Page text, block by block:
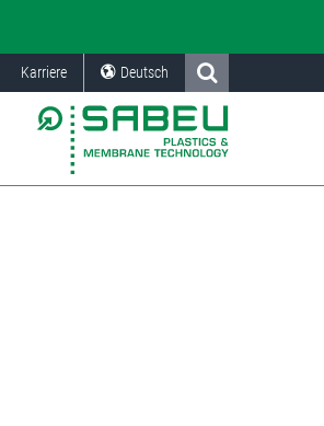
Karriere Deutsch